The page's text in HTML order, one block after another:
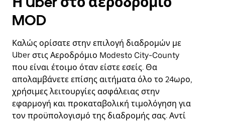
MOD
Καλώς ορίσατε στην επιλογή διαδρομών με
Uber στις Αεροδρόμιο Modesto City-County
που είναι έτοιμο όταν είστε εσείς. Θα
απολαμβάνετε επίσης αιτήματα όλο το 24ωρο,
χρήσιμες λειτουργίες ασφάλειας στην
εφαρμογή και προκαταβολική τιμολόγηση για
τον προϋπολογισμό της διαδρομής σας. Αντί